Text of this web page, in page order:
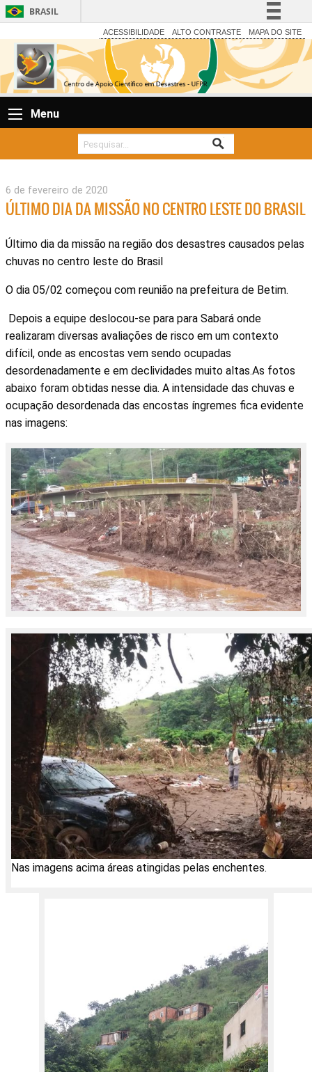
BRASIL
Simplifique!
Comunica BR
Participe
Acesso à informação
Canais
ACESSIBILIDADE ALTO CONTRASTE MAPA DO SITE
Menu
6 de fevereiro de 2020
ÚLTIMO DIA DA MISSÃO NO CENTRO LESTE DO BRASIL
Último dia da missão na região dos desastres causados pelas
chuvas no centro leste do Brasil
O dia 05/02 começou com reunião na prefeitura de Betim.
Depois a equipe deslocou-se para para Sabará onde
realizaram diversas avaliações de risco em um contexto
difícil, onde as encostas vem sendo ocupadas
desordenadamente e em declividades muito altas.As fotos
abaixo foram obtidas nesse dia. A intensidade das chuvas e
ocupação desordenada das encostas íngremes fica evidente
nas imagens:
Nas imagens acima áreas atingidas pelas enchentes.